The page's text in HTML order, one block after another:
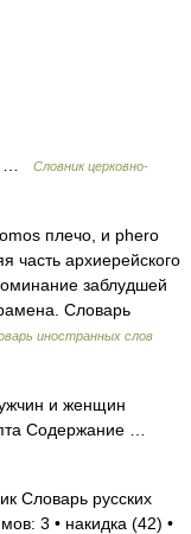
…
Словник церковно-
плечо, и phero
часть архиерейского
заблудшей
Словарь
иностранных слов
и женщин
Содержание …
Словарь русских
3 • накидка (42) •